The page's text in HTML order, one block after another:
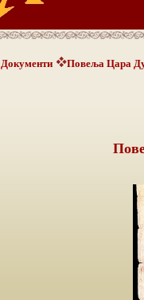
Документи Повеља Цара